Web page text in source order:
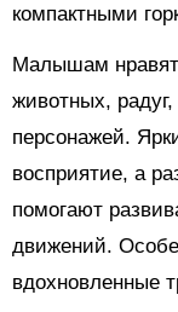
компактными
Малышам
животных,
персонажей.
восприятие, а
помогают
движений.
вдохновленные